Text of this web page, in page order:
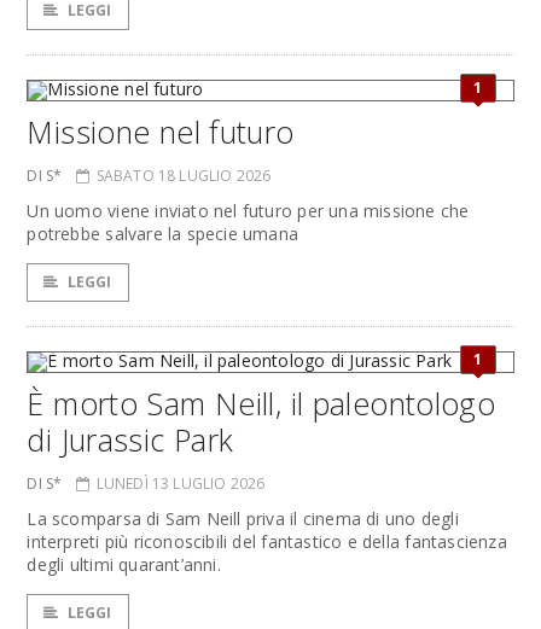
LEGGI
1
Missione nel futuro
DI S* SABATO 18 LUGLIO 2026
Un uomo viene inviato nel futuro per una missione che
potrebbe salvare la specie umana
LEGGI
1
È morto Sam Neill, il paleontologo
di Jurassic Park
DI S* LUNEDÌ 13 LUGLIO 2026
La scomparsa di Sam Neill priva il cinema di uno degli
interpreti più riconoscibili del fantastico e della fantascienza
degli ultimi quarant’anni.
LEGGI